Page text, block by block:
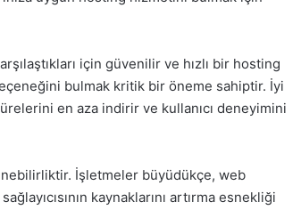
için güvenilir ve hızlı bir hosting
bulmak kritik bir öneme sahiptir. İyi
en aza indirir ve kullanıcı deneyimini
İşletmeler büyüdükçe, web
kaynaklarını artırma esnekliği